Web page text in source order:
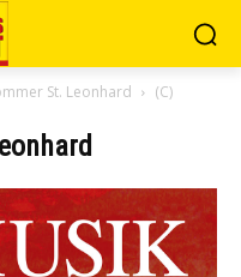
St. Leonhard
(C)